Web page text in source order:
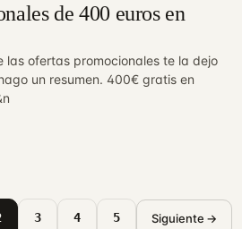
de 400 euros en
las ofertas promocionales te la dejo
un resumen. 400€ gratis en
3 4 5 Siguiente →